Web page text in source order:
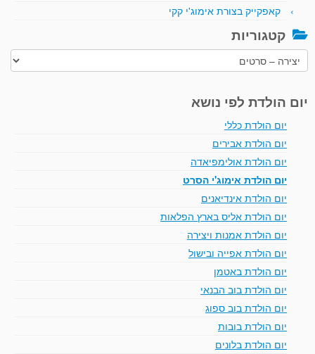
קאפקייק בצורת אימוג'י קקי
קטגוריות
קטגוריות
יום הולדת לפי נושא
יום הולדת כללי
יום הולדת אבירים
יום הולדת אולימפיאדה
יום הולדת אימוג'י הסרט
יום הולדת אינדיאנים
יום הולדת אליס בארץ הפלאות
יום הולדת אמנות ויצירה
יום הולדת אפייה ובישול
יום הולדת באטמן
יום הולדת בוב הבנאי
יום הולדת בוב ספוג
יום הולדת בובות
יום הולדת בלונים